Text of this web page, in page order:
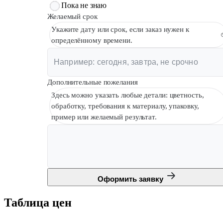
Пока не знаю
Желаемый срок
Укажите дату или срок, если заказ нужен к
определённому времени.
Дополнительные пожелания
Здесь можно указать любые детали: цветность,
обработку, требования к материалу, упаковку,
пример или желаемый результат.
Оформить заявку
Таблица цен